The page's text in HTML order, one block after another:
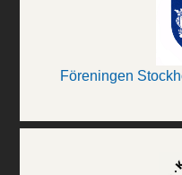
Föreningen